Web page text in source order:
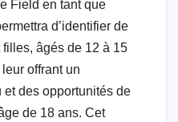
Field en tant que
d’identifier de
âgés de 12 à 15
offrant un
des opportunités de
de 18 ans. Cet